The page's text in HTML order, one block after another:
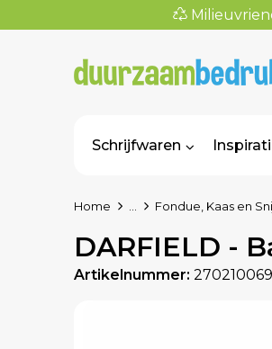
Schrijfwaren
Home Fondue, Kaas en
DARFIELD -
Artikelnummer: